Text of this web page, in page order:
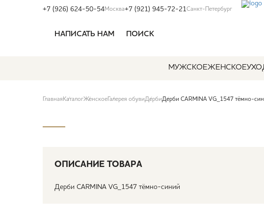
+7 (926) 624-50-54Москва+7 (921) 945-72-21Санкт-Петербург
НАПИСАТЬ НАМ ПОИСК
МУЖСКОЕЖЕНСКОЕ
Главная КаталогЖенское Галерея обувиДербиДерби CARMINA VG_1547 тёмно-
ОПИСАНИЕ ТОВАРА
Дерби CARMINA VG_1547 тёмно-синий